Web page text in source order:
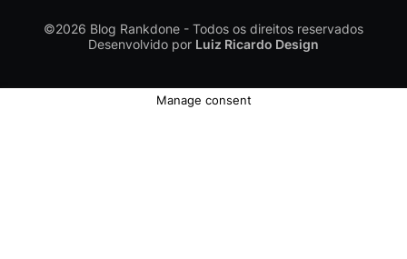
©2026 Blog Rankdone - Todos os direitos reservados
Desenvolvido por Luiz Ricardo Design
Manage consent